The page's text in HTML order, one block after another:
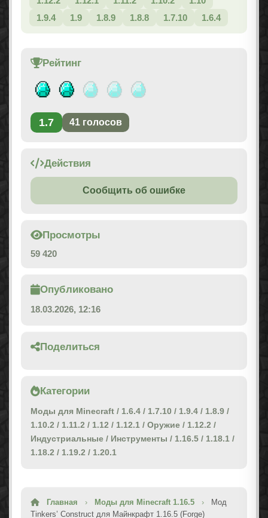
1.9.4
1.9 1.8.9 1.8.8 1.7.10 1.6.4
Рейтинг
1.7 41 голосов
Действия
Сообщить об ошибке
Просмотры
59 420
Опубликовано
18.03.2026, 12:16
Поделиться
Категории
Моды для Minecraft / 1.6.4 / 1.7.10 / 1.9.4 / 1.8.9 /
1.10.2 / 1.11.2 / 1.12 / 1.12.1 / Оружие / 1.12.2 /
Индустриальные / Инструменты / 1.16.5 / 1.18.1 /
1.18.2 / 1.19.2 / 1.20.1
Главная › Моды для Minecraft 1.16.5 ›
Мод
Tinkers’ Construct для Майнкрафт 1.16.5 (Forge)